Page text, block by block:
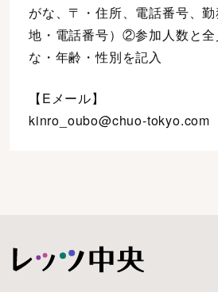
がな、〒・住所、電話番号、
地・電話番号）②参加人数と
な・年齢・性別を記入
【Eメール】
kinro_oubo@chuo-tokyo.com